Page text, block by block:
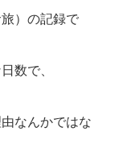
）の記録で
数で、
なんかではな